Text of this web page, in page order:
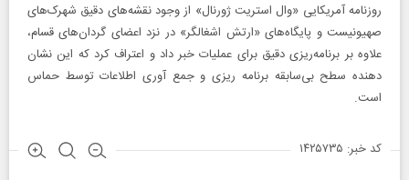
روزنامه آمریکایی «وال استریت ژورنال» از وجود نقشه‌های دقیق شهرک‌های
صهیونیست و پایگاه‌های «ارتش اشغالگر» در نزد اعضای گردان‌های قسام،
علاوه بر برنامه‌ریزی دقیق برای عملیات خبر داد و اعتراف کرد که این نشان
دهنده سطح بی‌سابقه برنامه ریزی و جمع آوری اطلاعات توسط حماس
است.
کد خبر: ۱۴۲۵۷۳۵